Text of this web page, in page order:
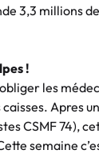
3,3 millions
!
les
Apres
CSMF 74),
semaine